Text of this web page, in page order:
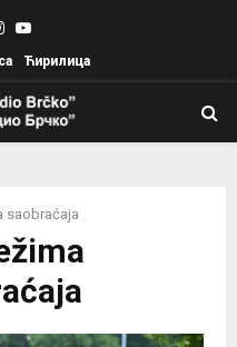
Instagram
Youtube
Ћирилица
saobraćaja